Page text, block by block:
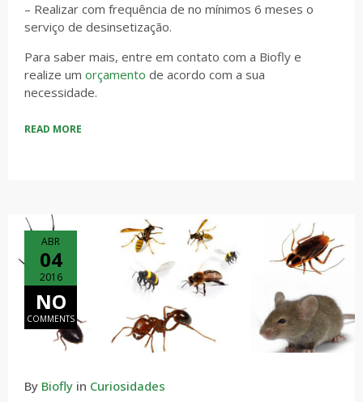
– Realizar com frequência de no mínimos 6 meses o
serviço de desinsetização.
Para saber mais, entre em contato com a Biofly e
realize um orçamento de acordo com a sua
necessidade.
READ MORE
ABR
04
2016
NO
COMMENTS
By Biofly in Curiosidades